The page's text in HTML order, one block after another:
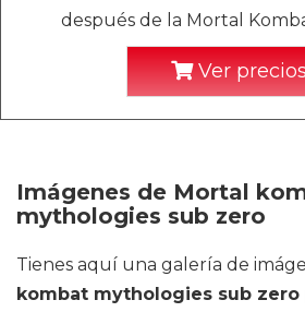
después de la Mortal
Ver
Imágenes de Mortal
mythologies sub zero
Tienes aquí una galería de
kombat mythologies sub zero